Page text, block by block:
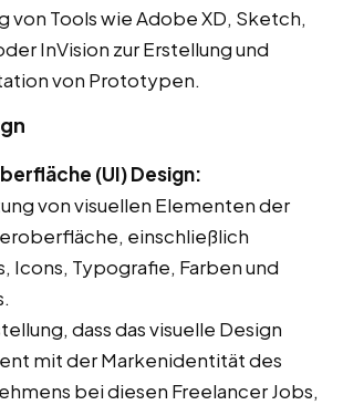
von Tools wie Adobe XD, Sketch,
InVision zur Erstellung und
von Prototypen.
(UI) Design:
von visuellen Elementen der
einschließlich
Icons, Typografie, Farben und
dass das visuelle Design
mit der Markenidentität des
bei diesen Freelancer Jobs,